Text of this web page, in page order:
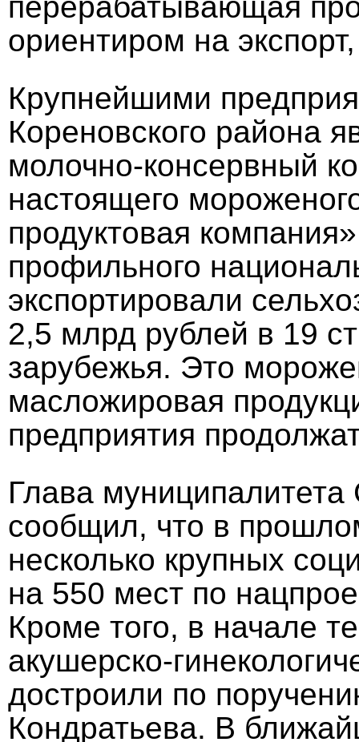
ориентиром на
Крупнейшими
Кореновского района
молочно-консервный
настоящего
продуктовая
профильного
экспортировали
2,5 млрд рублей в 19
зарубежья. Это
масложировая
предприятия
Глава муниципалитета
сообщил, что в
несколько крупных
на 550 мест по
Кроме того, в начале
акушерско-
достроили по
Кондратьева. В